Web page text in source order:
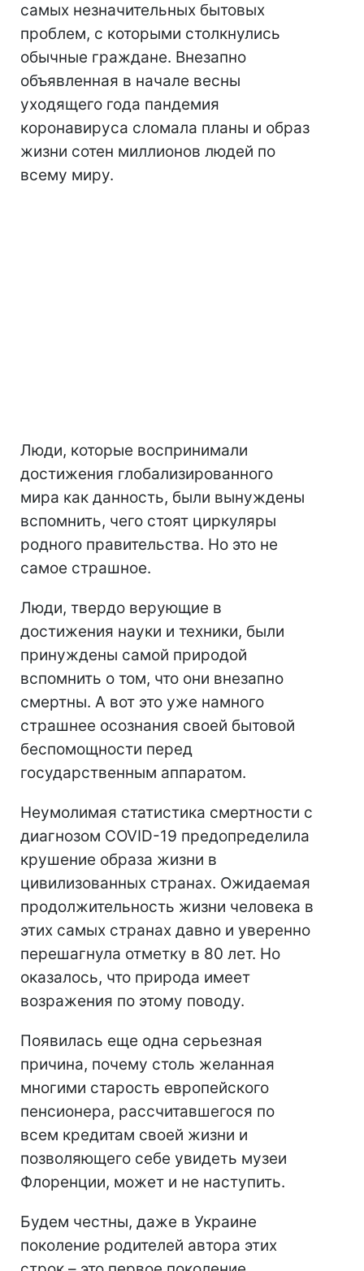
самых незначительных бытовых
проблем, с которыми столкнулись
обычные граждане. Внезапно
объявленная в начале весны
уходящего года пандемия
коронавируса сломала планы и образ
жизни сотен миллионов людей по
всему миру.
Люди, которые воспринимали
достижения глобализированного
мира как данность, были вынуждены
вспомнить, чего стоят циркуляры
родного правительства. Но это не
самое страшное.
Люди, твердо верующие в
достижения науки и техники, были
принуждены самой природой
вспомнить о том, что они внезапно
смертны. А вот это уже намного
страшнее осознания своей бытовой
беспомощности перед
государственным аппаратом.
Неумолимая статистика смертности с
диагнозом COVID-19 предопределила
крушение образа жизни в
цивилизованных странах. Ожидаемая
продолжительность жизни человека в
этих самых странах давно и уверенно
перешагнула отметку в 80 лет. Но
оказалось, что природа имеет
возражения по этому поводу.
Появилась еще одна серьезная
причина, почему столь желанная
многими старость европейского
пенсионера, рассчитавшегося по
всем кредитам своей жизни и
позволяющего себе увидеть музеи
Флоренции, может и не наступить.
Будем честны, даже в Украине
поколение родителей автора этих